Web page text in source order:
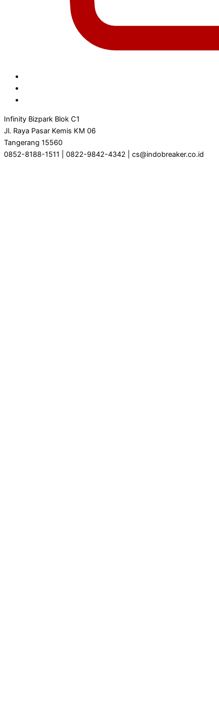
Infinity Bizpark Blok C1
Jl. Raya Pasar Kemis KM 06
Tangerang 15560
0852-8188-1511 | 0822-9842-4342 | cs@indobreaker.co.id